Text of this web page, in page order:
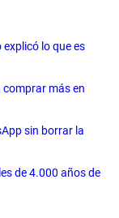
lo que es
comprar más en
sin borrar la
de 4.000 años de